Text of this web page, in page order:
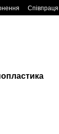
Співпраця